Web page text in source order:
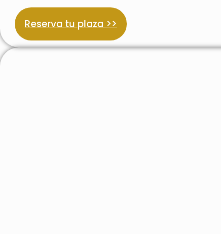
Reserva tu plaza >>